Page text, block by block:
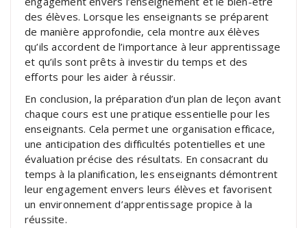
des élèves. Lorsque les enseignants se préparent
de manière approfondie, cela montre aux élèves
qu’ils accordent de l’importance à leur apprentissage
et qu’ils sont prêts à investir du temps et des
efforts pour les aider à réussir.
En conclusion, la préparation d’un plan de leçon avant
chaque cours est une pratique essentielle pour les
enseignants. Cela permet une organisation efficace,
une anticipation des difficultés potentielles et une
évaluation précise des résultats. En consacrant du
temps à la planification, les enseignants démontrent
leur engagement envers leurs élèves et favorisent
un environnement d’apprentissage propice à la
réussite.